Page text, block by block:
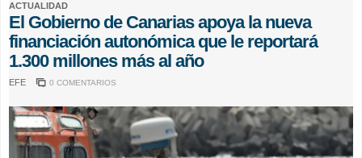
ACTUALIDAD
El Gobierno de Canarias apoya la nueva
financiación autonómica que le reportará
1.300 millones más al año
EFE 0 COMENTARIOS